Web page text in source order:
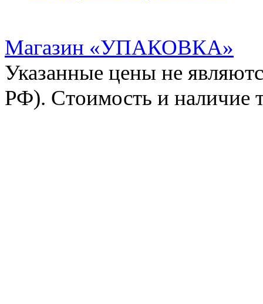
Магазин «УПАКОВКА»
Указанные цены не
РФ). Стоимость и наличие